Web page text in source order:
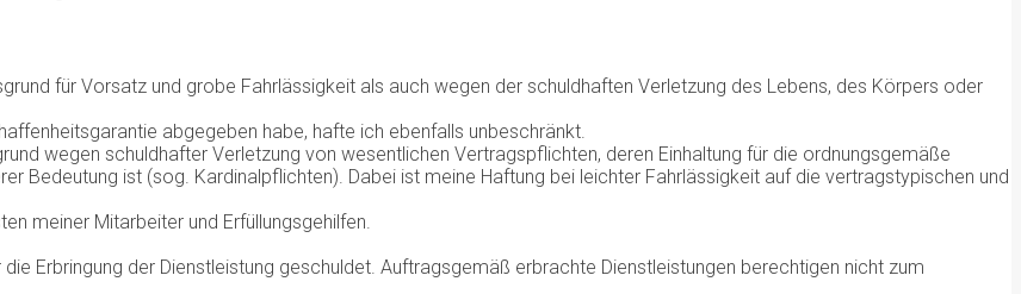
für Vorsatz und grobe Fahrlässigkeit als auch wegen der schuldhaften Verletzung des Lebens, des Körpers oder
abgegeben habe, hafte ich ebenfalls unbeschränkt.
wegen schuldhafter Verletzung von wesentlichen Vertragspflichten, deren Einhaltung für die ordnungsgemäße
Bedeutung ist (sog. Kardinalpflichten). Dabei ist meine Haftung bei leichter Fahrlässigkeit auf die vertragstypischen und
meiner Mitarbeiter und Erfüllungsgehilfen.
Erbringung der Dienstleistung geschuldet. Auftragsgemäß erbrachte Dienstleistungen berechtigen nicht zum